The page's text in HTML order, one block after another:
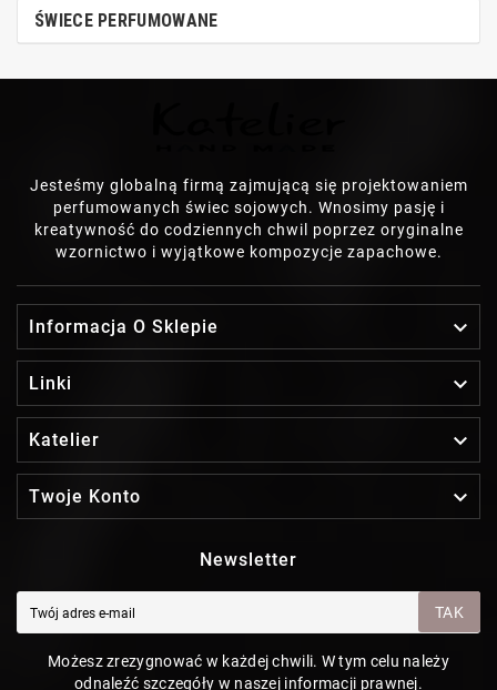
ŚWIECE PERFUMOWANE
Jesteśmy globalną firmą zajmującą się projektowaniem
perfumowanych świec sojowych. Wnosimy pasję i
kreatywność do codziennych chwil poprzez oryginalne
wzornictwo i wyjątkowe kompozycje zapachowe.
Informacja O Sklepie 
Linki 
Katelier 
Twoje Konto 
Newsletter
TAK
Możesz zrezygnować w każdej chwili. W tym celu należy
odnaleźć szczegóły w naszej informacji prawnej.